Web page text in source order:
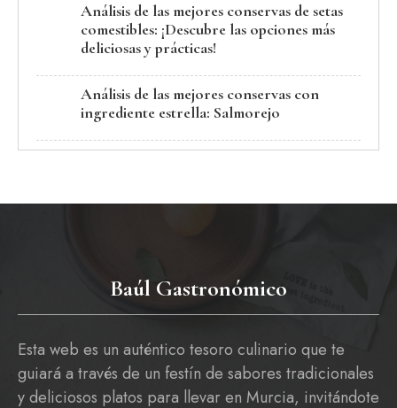
Análisis de las mejores conservas de setas
comestibles: ¡Descubre las opciones más
deliciosas y prácticas!
Análisis de las mejores conservas con
ingrediente estrella: Salmorejo
Baúl Gastronómico
Esta web es un auténtico tesoro culinario que te
guiará a través de un festín de sabores tradicionales
y deliciosos platos para llevar en Murcia, invitándote